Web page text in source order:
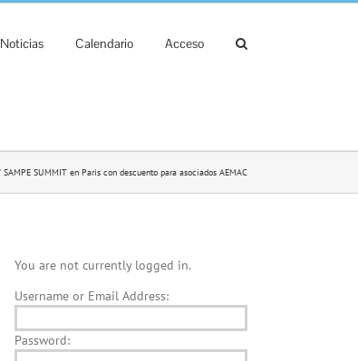
Noticias Calendario Acceso
SAMPE SUMMIT en Paris con descuento para asociados AEMAC
You are not currently logged in.
Username or Email Address:
Password: